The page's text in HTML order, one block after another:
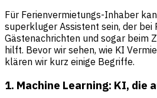
Für Ferienvermietungs-Inhaber
superkluger Assistent sein, der bei
Gästenachrichten und sogar beim
hilft. Bevor wir sehen, wie KI
klären wir kurz einige Begriffe.
1. Machine Learning: KI, die